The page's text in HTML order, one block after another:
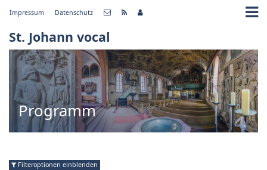
Impressum Datenschutz
St. Johann vocal
Programm
Filteroptionen einblenden